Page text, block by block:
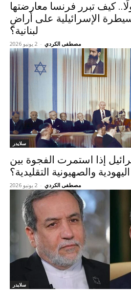
كيف تبرر فرنسا معارضتها
الإسرائيلية على أراضٍ
لبنانية؟
مصطفى الكردي - 2 يونيو 2026
سلايدر
إذا استمرت الفجوة بين
اليهودية والصهيونية التقليدية؟
مصطفى الكردي - 2 يونيو 2026
سلايدر